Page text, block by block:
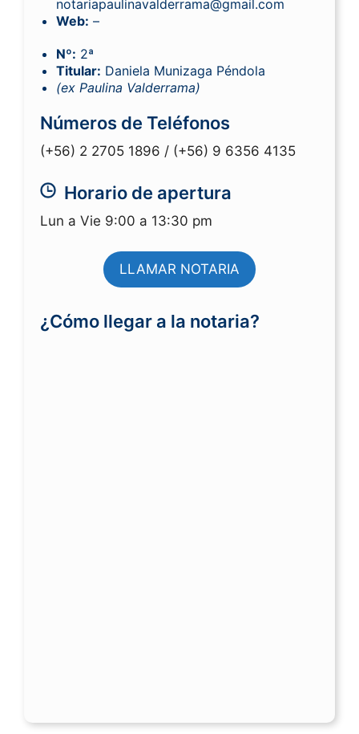
notariapaulinavalderrama@gmail.com
Web: –
Nº: 2ª
Titular: Daniela Munizaga Péndola
(ex Paulina Valderrama)
Números de Teléfonos
(+56) 2 2705 1896 / (+56) 9 6356 4135
Horario de apertura
Lun a Vie 9:00 a 13:30 pm
LLAMAR NOTARIA
¿Cómo llegar a la notaria?